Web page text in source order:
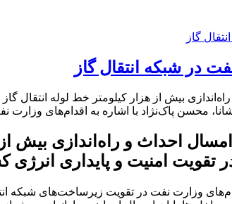
در شبکه انتقال گاز
و راه‌اندازی بیش از هزار کیلومتر خط لوله
محسن پاک‌نژاد با اشاره به اقدام‌های وزارت
امسال احداث و راه‌اندازی
تقویت امنیت و پایداری
وزارت نفت در تقویت زیرساخت‌های شبکه